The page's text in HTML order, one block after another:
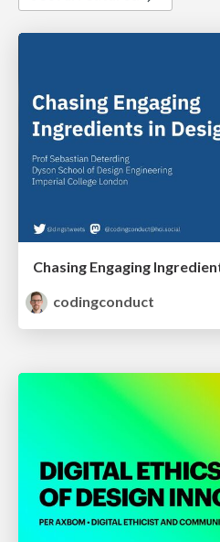
Chasing Engaging
codingconduct